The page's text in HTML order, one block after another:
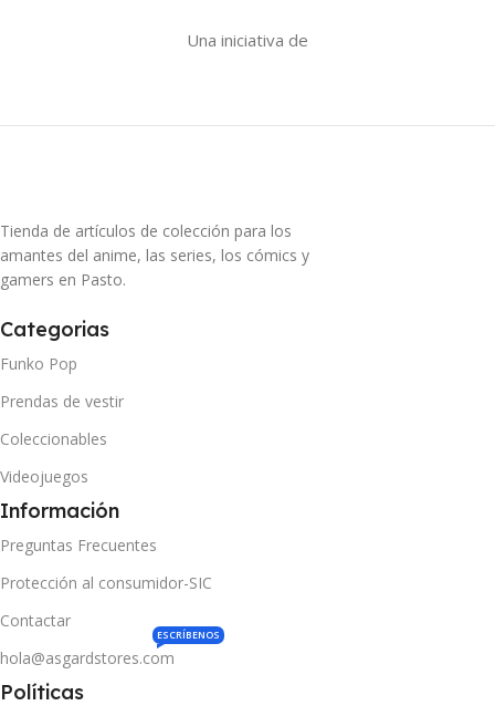
Una iniciativa de
Tienda de artículos de colección para los
amantes del anime, las series, los cómics y
gamers en Pasto.
Categorias
Funko Pop
Prendas de vestir
Coleccionables
Videojuegos
Información
Preguntas Frecuentes
Protección al consumidor-SIC
Contactar
hola@asgardstores.com
ESCRÍBENOS
Políticas